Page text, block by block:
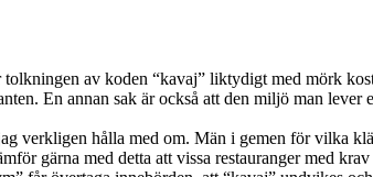
av koden “kavaj” liktydigt med mörk
En annan sak är också att den miljö man
verkligen hålla med om. Män i gemen för vilka
gärna med detta att vissa restauranger med